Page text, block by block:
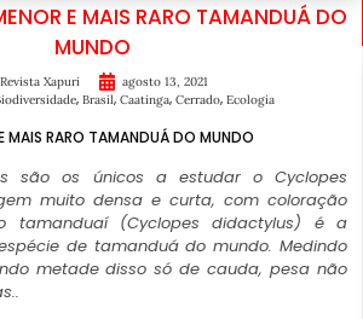
E MAIS RARO TAMANDUÁ DO
MUNDO
Revista Xapuri
agosto 13, 2021
, Brasil, Caatinga, Cerrado, Ecologia
MAIS RARO TAMANDUÁ DO MUNDO
são os únicos a estudar o Cyclopes
muito densa e curta, com coloração
tamanduaí (Cyclopes didactylus) é a
de tamanduá do mundo. Medindo
metade disso só de cauda, pesa não